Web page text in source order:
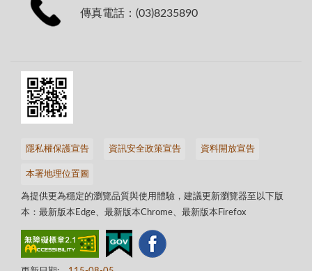
傳真電話：(03)8235890
隱私權保護宣告 資訊安全政策宣告 資料開放宣告
本署地理位置圖
為提供更為穩定的瀏覽品質與使用體驗，建議更新瀏覽器至以下版
本：最新版本Edge、最新版本Chrome、最新版本Firefox